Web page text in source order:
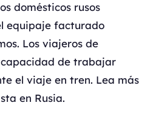
domésticos rusos
equipaje facturado
Los viajeros de
de trabajar
el viaje en tren. Lea más
en Rusia.